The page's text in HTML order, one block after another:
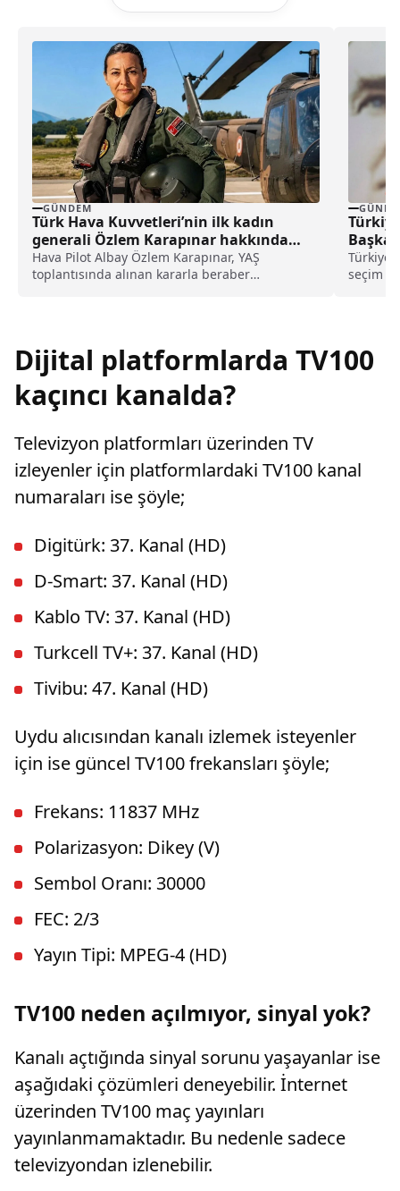
GÜNDEM
Türk Hava Kuvvetleri’nin ilk kadın
generali Özlem Karapınar hakkında
dikkat çeken detay ortaya çıktı
Hava Pilot Albay Özlem Karapınar, YAŞ
toplantısında alınan kararla beraber
Türkiye
seçim
Dijital platformlarda TV100
kaçıncı kanalda?
Televizyon platformları üzerinden TV
izleyenler için platformlardaki TV100 kanal
numaraları ise şöyle;
Digitürk: 37. Kanal (HD)
D-Smart: 37. Kanal (HD)
Kablo TV: 37. Kanal (HD)
Turkcell TV+: 37. Kanal (HD)
Tivibu: 47. Kanal (HD)
Uydu alıcısından kanalı izlemek isteyenler
için ise güncel TV100 frekansları şöyle;
Frekans: 11837 MHz
Polarizasyon: Dikey (V)
Sembol Oranı: 30000
FEC: 2/3
Yayın Tipi: MPEG-4 (HD)
TV100 neden açılmıyor, sinyal yok?
Kanalı açtığında sinyal sorunu yaşayanlar ise
aşağıdaki çözümleri deneyebilir. İnternet
üzerinden TV100 maç yayınları
yayınlanmamaktadır. Bu nedenle sadece
televizyondan izlenebilir.